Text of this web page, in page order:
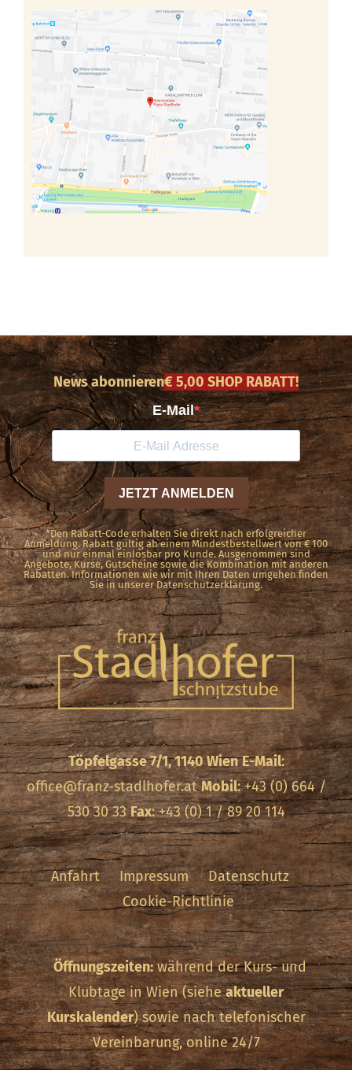
News abonnieren€ 5,00 SHOP RABATT!
*Den Rabatt-Code erhalten Sie direkt nach erfolgreicher
Anmeldung. Rabatt gültig ab einem Mindestbestellwert von € 100
und nur einmal einlösbar pro Kunde. Ausgenommen sind
Angebote, Kurse, Gutscheine sowie die Kombination mit anderen
Rabatten. Informationen wie wir mit Ihren Daten umgehen finden
Sie in unserer Datenschutzerklärung.
Töpfelgasse 7/1, 1140 Wien E-Mail:
office@franz-stadlhofer.at Mobil: +43 (0) 664 /
530 30 33Fax: +43 (0) 1 / 89 20 114
Anfahrt Impressum
Datenschutz
Cookie-Richtlinie
Öffnungszeiten:während der Kurs- und
Klubtage in Wien (sieheaktueller
Kurskalender) sowie nach telefonischer
Vereinbarung, online 24/7